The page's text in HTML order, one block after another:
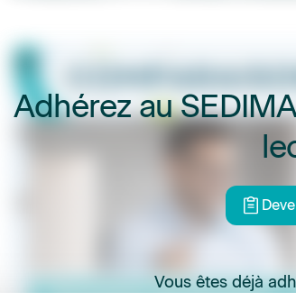
Adhérez au
Vous êtes déjà